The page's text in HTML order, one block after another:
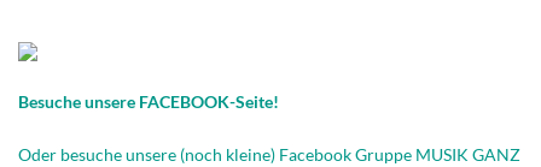
Besuche unsere FACEBOOK-Seite!
Oder besuche unsere (noch kleine) Facebook Gruppe MUSIK GANZ